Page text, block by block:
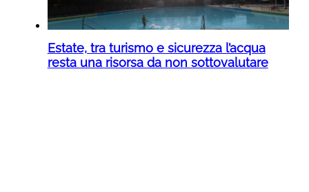
Estate, tra turismo e sicurezza l’acqua
resta una risorsa da non sottovalutare